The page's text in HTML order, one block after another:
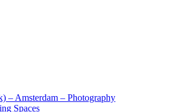
– Amsterdam – Photography
Spaces